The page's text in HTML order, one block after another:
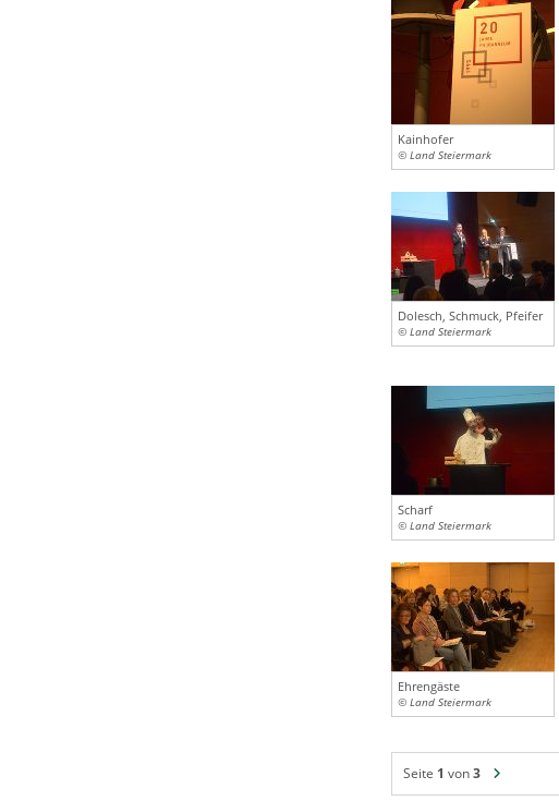
Kainhofer
© Land Steiermark
Dolesch, Schmuck, Pfeifer
© Land Steiermark
Scharf
© Land Steiermark
Ehrengäste
© Land Steiermark
Seite 1 von3